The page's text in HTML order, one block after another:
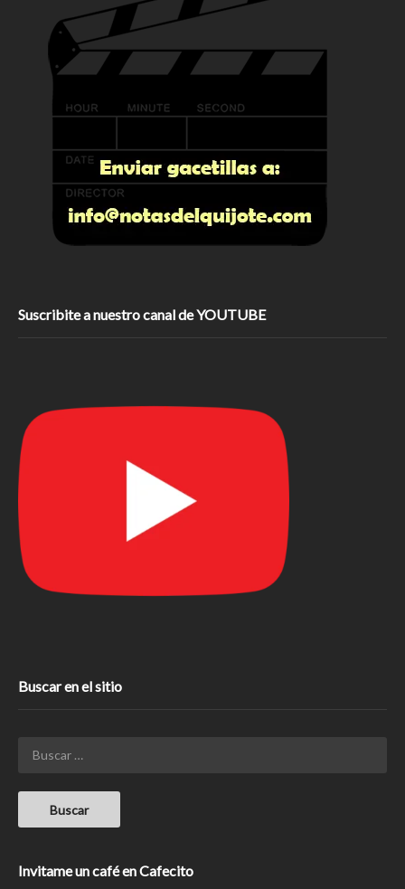
Suscribite a nuestro canal de YOUTUBE
Buscar en el sitio
Invitame un café en Cafecito